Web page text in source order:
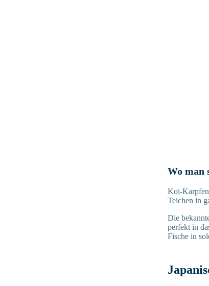
Wo man
Koi-Karpfen
Teichen in
Die
perfekt in
Fische in